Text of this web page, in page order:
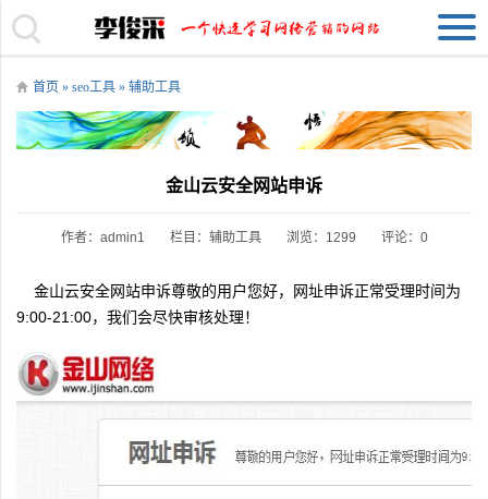
首页 » seo工具 » 辅助工具
金山云安全网站申诉
作者：admin1 栏目： 辅助工具 浏览：1299 评论：0
金山云安全网站申诉尊敬的用户您好，网址申诉正常受理时间为
9:00-21:00，我们会尽快审核处理！